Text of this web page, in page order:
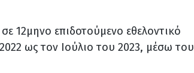
12μηνο επιδοτούμενο εθελοντικό
ως τον Ιούλιο του 2023, μέσω του